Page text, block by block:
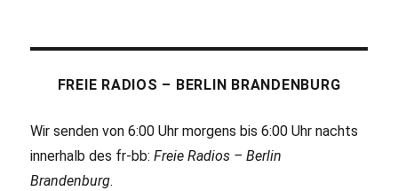
FREIE RADIOS – BERLIN BRANDENBURG
Wir senden von 6:00 Uhr morgens bis 6:00 Uhr nachts
innerhalb des fr-bb:Freie Radios – Berlin
Brandenburg.